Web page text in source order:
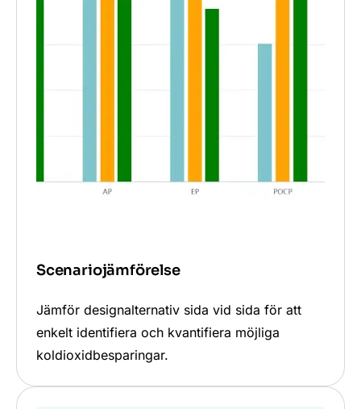
Scenariojämförelse
Jämför designalternativ sida vid sida för att
enkelt identifiera och kvantifiera möjliga
koldioxidbesparingar.